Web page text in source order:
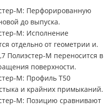
М: Перфорированную
до выпуска.
М: Исполнение
отдельно от геометрии и.
Полиэстер-М переносится в
поверхности.
М: Профиль Т50
и крайних примыканий.
М: Позицию сравнивают